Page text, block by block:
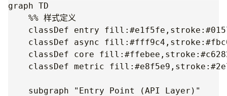
4. IterationStats
5. Scheduler
6. EngineCore
graph TD
    %% 样式定义
classDef entry
classDef async
classDef core
classDef metric
    subgraph "Entry Point (API Layer)"